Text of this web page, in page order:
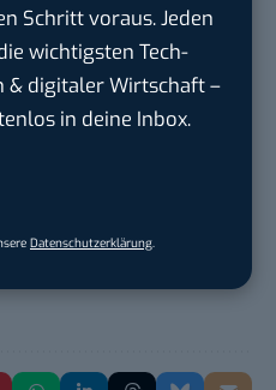
Schritt voraus. Jeden
wichtigsten Tech-
& digitaler Wirtschaft –
in deine Inbox.
Datenschutzerklärung.
Open Source
Souveränität der Öffe...